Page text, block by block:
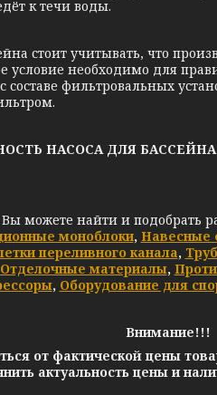
к течи воды.
стоит учитывать, что
условие необходимо для
фильтровальных
НАСОСА ДЛЯ БАССЕЙНА
можете найти и подобрать
моноблоки, Навесные
переливного канала,
Отделочные материалы,
, Оборудование для
Внимание!!!
от фактической цены
актуальность цены и